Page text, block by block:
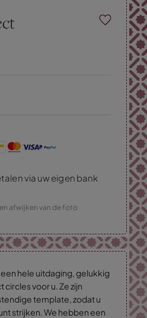
via uw eigen bank
afwijken van de foto
hele uitdaging, gelukkig
voor u. Ze zijn
template, zodat u
strijken. We hebben een